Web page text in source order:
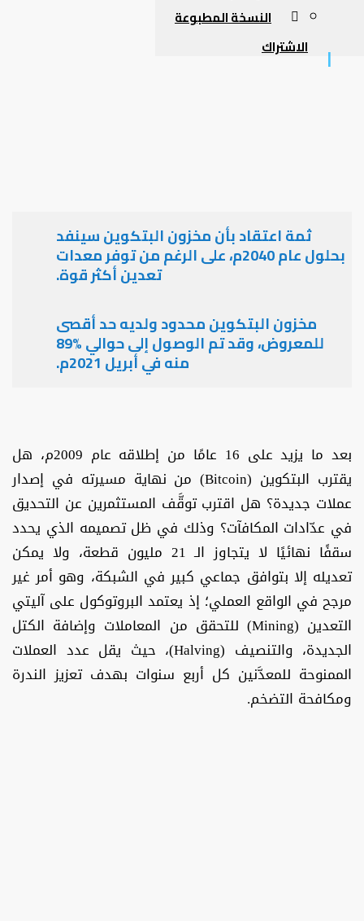
النسخة المطبوعة
الاشتراك
ثمة اعتقاد بأن مخزون البتكوين سينفد
بحلول عام 2040م، على الرغم من توفر معدات
تعدين أكثر قوة.
مخزون البتكوين محدود ولديه حد أقصى
للمعروض، وقد تم الوصول إلى حوالي %89
منه في أبريل 2021م.
بعد ما يزيد على 16 عامًا من إطلاقه عام 2009م، هل
يقترب البتكوين (Bitcoin) من نهاية مسيرته في إصدار
عملات جديدة؟ هل اقترب توقَّف المستثمرين عن التحديق
في عدّادات المكافآت؟ وذلك في ظل تصميمه الذي يحدد
سقفًا نهائيًا لا يتجاوز الـ 21 مليون قطعة، ولا يمكن
تعديله إلا بتوافق جماعي كبير في الشبكة، وهو أمر غير
مرجح في الواقع العملي؛ إذ يعتمد البروتوكول على آليتي
التعدين (Mining) للتحقق من المعاملات وإضافة الكتل
الجديدة، والتنصيف (Halving)، حيث يقل عدد العملات
الممنوحة للمعدَّنين كل أربع سنوات بهدف تعزيز الندرة
ومكافحة التضخم.